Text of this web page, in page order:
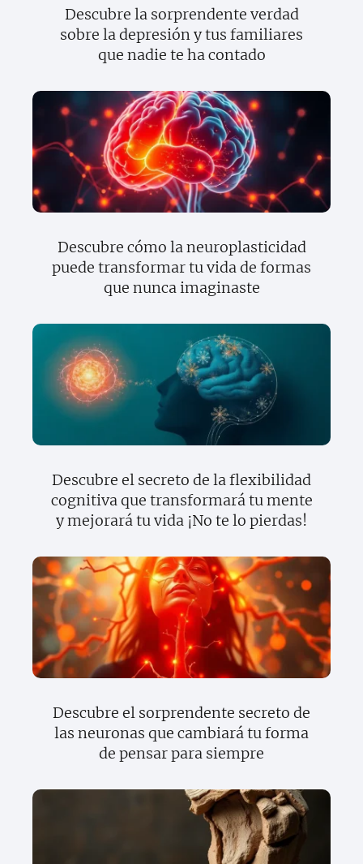
Descubre la sorprendente verdad
sobre la depresión y tus familiares
que nadie te ha contado
Descubre cómo la neuroplasticidad
puede transformar tu vida de formas
que nunca imaginaste
Descubre el secreto de la flexibilidad
cognitiva que transformará tu mente
y mejorará tu vida ¡No te lo pierdas!
Descubre el sorprendente secreto de
las neuronas que cambiará tu forma
de pensar para siempre